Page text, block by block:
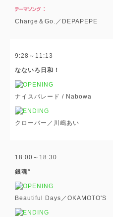
Charge＆Go.／DEPAPEPE
9:28～11:13
なないろ日和！
ナイスパレード / Nabowa
クローバー／川嶋あい
18:00～18:30
銀魂°
Beautiful Days／OKAMOTO'S